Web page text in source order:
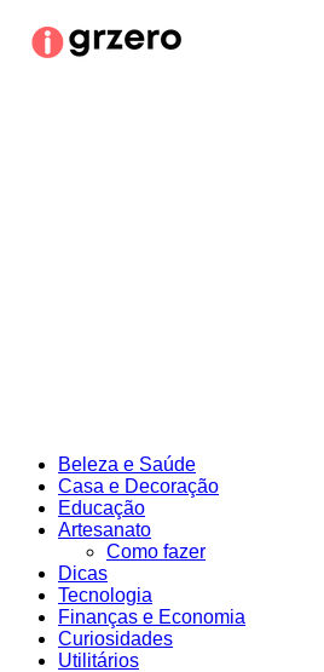
para
Beleza e Saúde
Casa e Decoração
Educação
Artesanato
Como fazer
Dicas
Tecnologia
Finanças e Economia
Curiosidades
Utilitários